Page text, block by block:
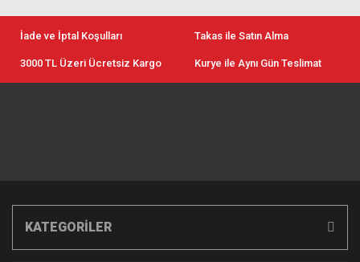
İade ve İptal Koşulları Takas ile Satın Alma
3000 TL Üzeri Ücretsiz Kargo Kurye ile Aynı Gün Teslimat
KATEGORİLER